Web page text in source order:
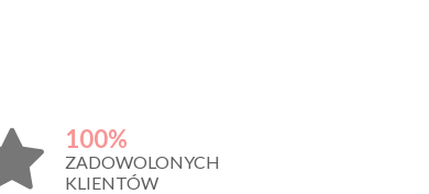
100%
ZADOWOLONYCH
KLIENTÓW